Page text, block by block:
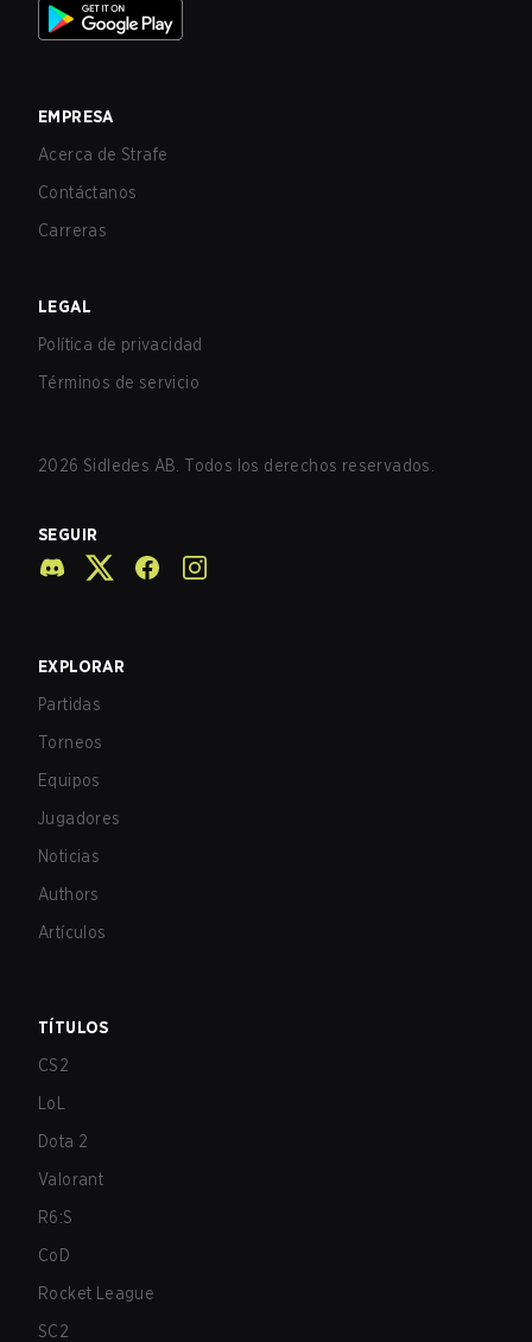
EMPRESA
Acerca de Strafe
Contáctanos
Carreras
LEGAL
Política de privacidad
Términos de servicio
2026 Sidledes AB. Todos los derechos reservados.
SEGUIR
EXPLORAR
Partidas
Torneos
Equipos
Jugadores
Noticias
Authors
Artículos
TÍTULOS
CS2
LoL
Dota 2
Valorant
R6:S
CoD
Rocket League
SC2